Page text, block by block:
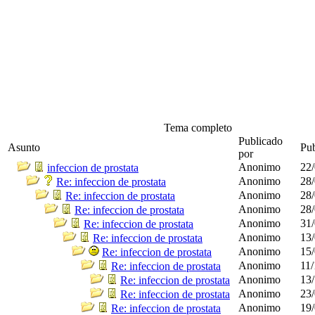
Tema completo
Asunto
Publicado
por
infeccion de prostata
Anonimo
Re: infeccion de prostata
Anonimo
Re: infeccion de prostata
Anonimo
Re: infeccion de prostata
Anonimo
Re: infeccion de prostata
Anonimo
Re: infeccion de prostata
Anonimo
Re: infeccion de prostata
Anonimo
Re: infeccion de prostata
Anonimo
Re: infeccion de prostata
Anonimo
Re: infeccion de prostata
Anonimo
Re: infeccion de prostata
Anonimo